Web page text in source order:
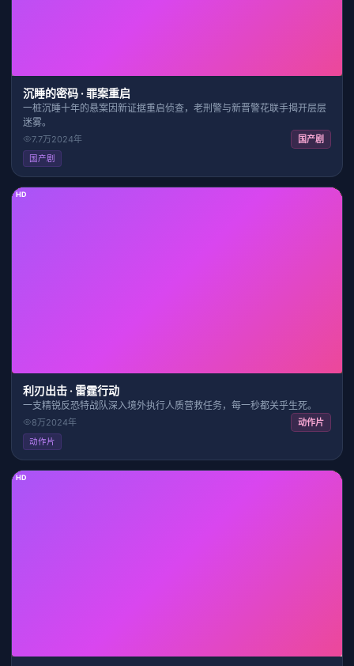
沉睡的密码 · 罪案重启
一桩沉睡十年的悬案因新证据重启侦查，老刑警与新晋警花联手揭开层层
迷雾。
7.7万2024年 国产剧
国产剧
HD
利刃出击 · 雷霆行动
一支精锐反恐特战队深入境外执行人质营救任务，每一秒都关乎生死。
8万2024年 动作片
动作片
HD